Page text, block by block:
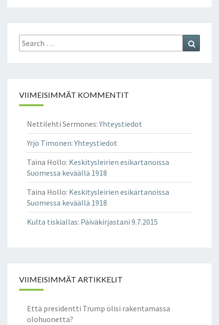
Search
for:
VIIMEISIMMÄT KOMMENTIT
Nettilehti Sermones:Yhteystiedot
Yrjö Timonen:Yhteystiedot
Taina Hollo: Keskitysleirien esikartanoissa
Suomessa keväällä 1918
Taina Hollo: Keskitysleirien esikartanoissa
Suomessa keväällä 1918
Kulta tiskiallas: Päiväkirjastani 9.7.2015
VIIMEISIMMÄT ARTIKKELIT
Että presidentti Trump olisi rakentamassa
olohuonetta?